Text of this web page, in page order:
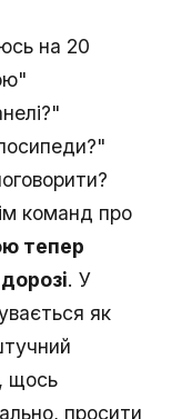
на 20
команд про
тепер
. У
як
щось
просити